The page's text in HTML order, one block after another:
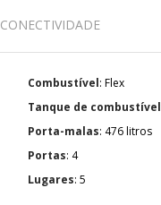
CONECTIVIDADE
Combustível : Flex
Tanque de combustível
Porta-malas : 476 litros
Portas : 4
Lugares : 5